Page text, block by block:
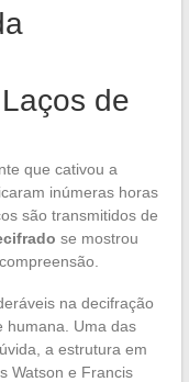
de
que cativou a
inúmeras horas
são transmitidos de
se mostrou
na decifração
humana. Uma das
a estrutura em
Watson e Francis